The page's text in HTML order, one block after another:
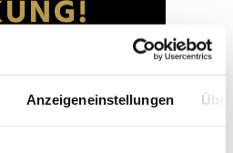
Anzeigeneinstellungen